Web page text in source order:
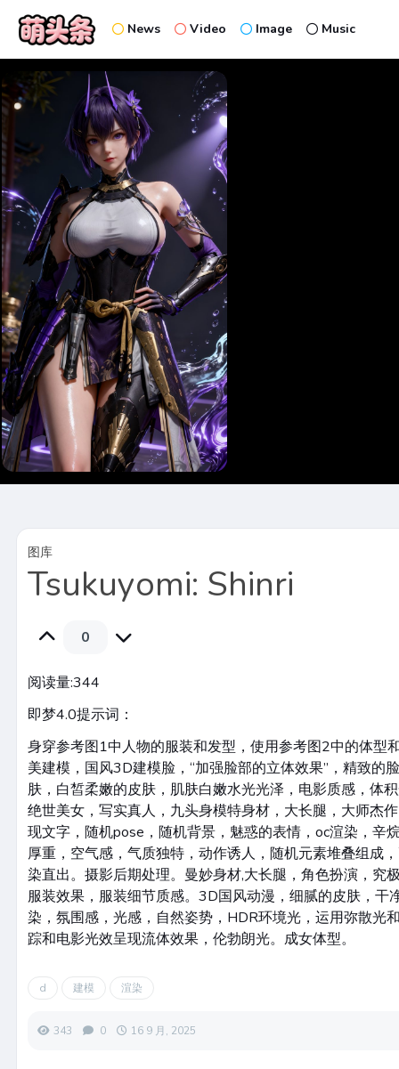
News Video Image Music
图库
Tsukuyomi: Shinri
0
阅读量:344
即梦4.0提示词：
身穿参考图1中人物的服装和发型，使用参考图2中的体型
美建模，国风3D建模脸，“加强脸部的立体效果”，精致的
肤，白皙柔嫩的皮肤，肌肤白嫩水光光泽，电影质感，体
绝世美女，写实真人，九头身模特身材，大长腿，大师杰
现文字，随机pose，随机背景，魅惑的表情，oc渲染，辛
厚重，空气感，气质独特，动作诱人，随机元素堆叠组成
染直出。摄影后期处理。曼妙身材,大长腿，角色扮演，究
服装效果，服装细节质感。3D国风动漫，细腻的皮肤，干
染，氛围感，光感，自然姿势，HDR环境光，运用弥散光
踪和电影光效呈现流体效果，伦勃朗光。成女体型。
d 建模 渲染
343 0 16 9 月, 2025